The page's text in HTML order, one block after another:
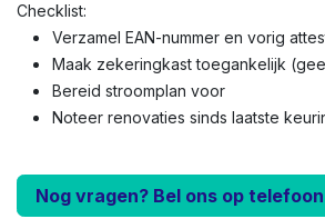
Checklist:
Verzamel EAN-nummer en vorig
Maak zekeringkast toegankelijk
Bereid stroomplan voor
Noteer renovaties sinds laatste
Nog vragen? Bel ons op